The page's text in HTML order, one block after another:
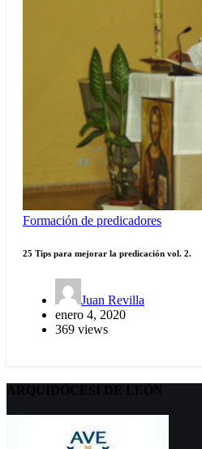
Formación de predicadores
25 Tips para mejorar la predicación vol. 2.
Juan Revilla
enero 4, 2020
369 views
ARQUIDÖCESI DE LEÓN